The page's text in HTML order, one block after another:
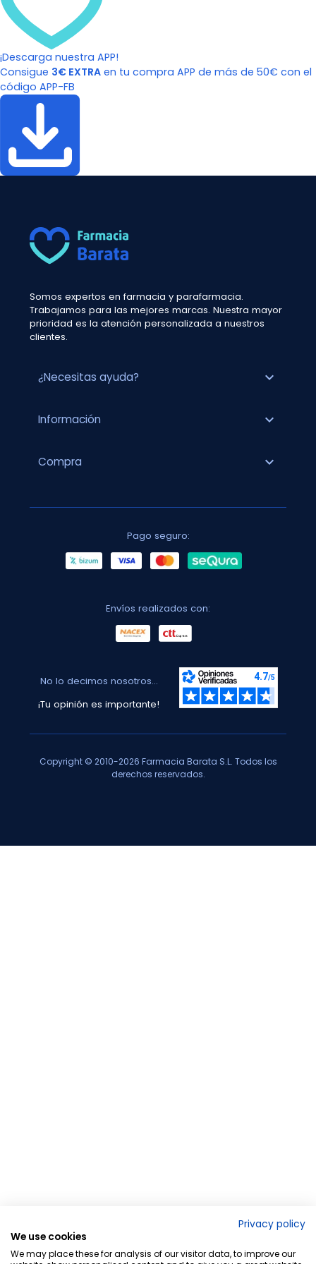
¡Descarga nuestra APP!
Consigue 3€ EXTRA en tu compra APP de más de 50€ con el
código APP-FB
Somos expertos en farmacia y parafarmacia.
Trabajamos para las mejores marcas. Nuestra mayor
prioridad es la atención personalizada a nuestros
clientes.
¿Necesitas ayuda? expand_more
Información expand_more
Compra expand_more
Pago seguro:
Envíos realizados con:
No lo decimos nosotros...
¡Tu opinión es importante!
Copyright © 2010-2026 Farmacia Barata S.L. Todos los
derechos reservados.
Privacy policy
We use cookies
We may place these for analysis of our visitor data, to improve our